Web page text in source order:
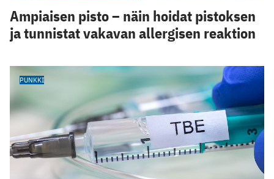
Ampiaisen pisto – näin hoidat pistoksen
ja tunnistat vakavan allergisen reaktion
PUNKKI